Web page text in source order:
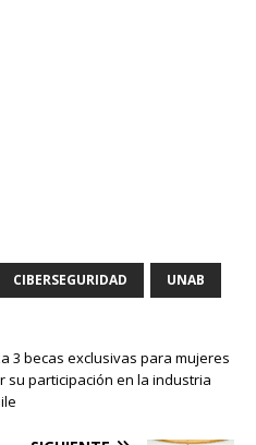
CIBERSEGURIDAD UNAB
3 becas exclusivas para mujeres
su participación en la industria